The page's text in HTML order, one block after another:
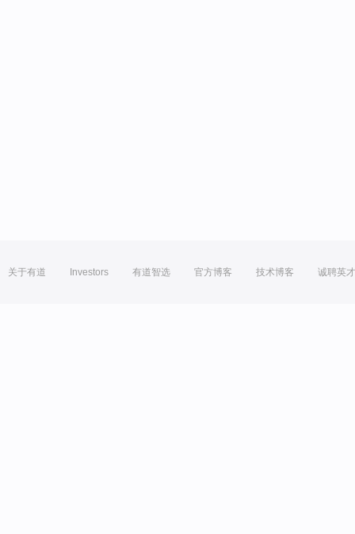
关于有道 Investors 有道智选 官方博客 技术博客 诚聘英才